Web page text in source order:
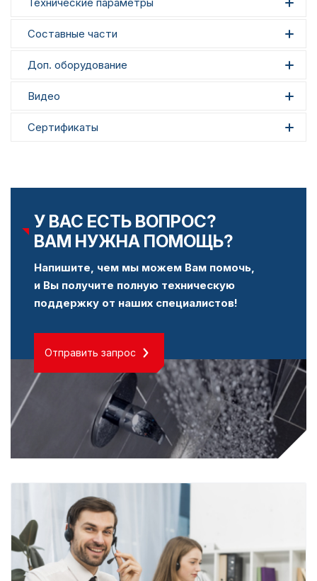
Составные части
Доп. оборудование
Видео
Сертификаты
У ВАС ЕСТЬ ВОПРОС?
ВАМ НУЖНА ПОМОЩЬ?
Напишите, чем мы можем Вам помочь,
и Вы получите полную техническую
поддержку от наших специалистов!
Отправить запрос